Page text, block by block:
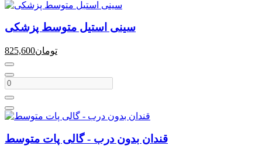
سینی استیل متوسط پزشکی
825,600تومان
قندان بدون درب - گالی پات متوسط